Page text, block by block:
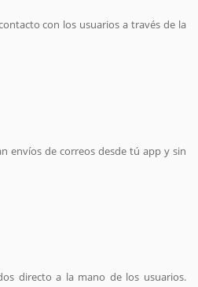
con los usuarios a través de la
envíos de correos desde tú app y sin
directo a la mano de los usuarios.